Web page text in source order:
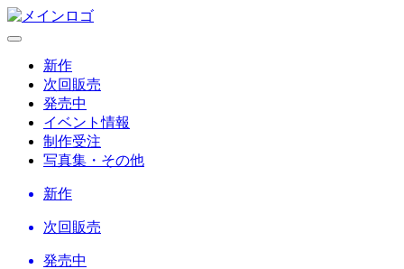
新作
次回販売
発売中
イベント情報
制作受注
写真集・その他
新作
次回販売
発売中